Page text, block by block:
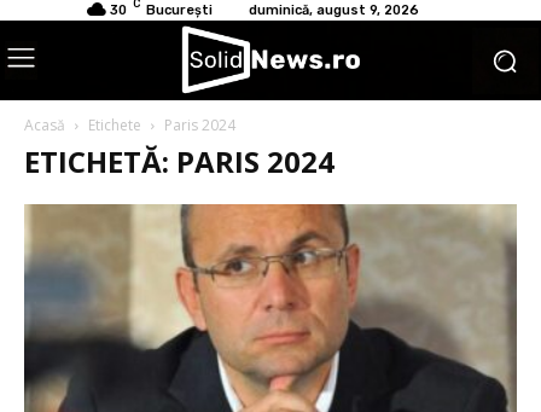
30 C București duminică, august 9, 2026
Acasă Etichete Paris 2024
ETICHETĂ: PARIS 2024